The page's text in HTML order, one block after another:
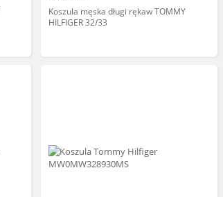
Koszula męska długi rękaw TOMMY
HILFIGER 32/33